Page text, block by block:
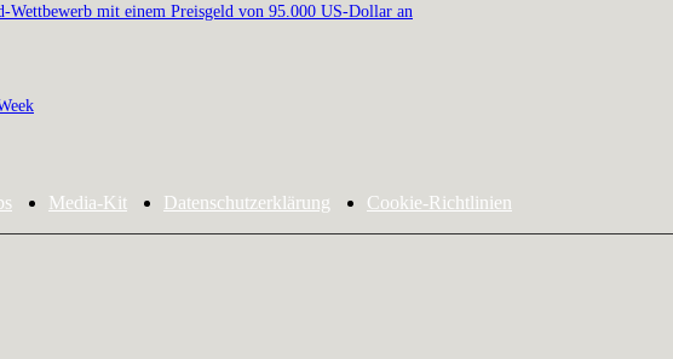
mit einem Preisgeld von 95.000 US-Dollar an
Media-Kit Datenschutzerklärung Cookie-Richtlinien